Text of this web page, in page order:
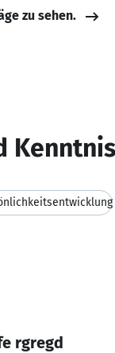
zu sehen.
rgregd